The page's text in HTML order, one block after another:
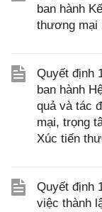
ban hành
thương mại
Quyết định
ban hành
quả và tác
mại, trọng
Xúc tiến
Quyết định
việc thành